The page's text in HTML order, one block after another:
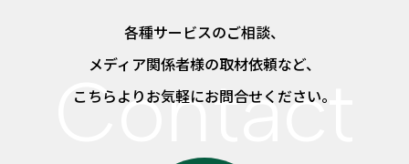
各種サービスのご相談、
メディア関係者様の取材依頼など、
こちらよりお気軽にお問合せください。